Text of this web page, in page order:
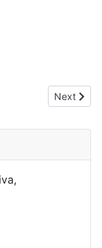
Next
Next